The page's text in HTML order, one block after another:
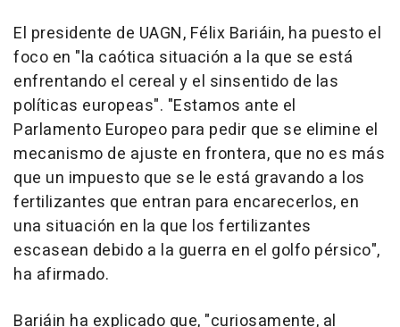
El presidente de UAGN, Félix Bariáin, ha puesto el
foco en "la caótica situación a la que se está
enfrentando el cereal y el sinsentido de las
políticas europeas". "Estamos ante el
Parlamento Europeo para pedir que se elimine el
mecanismo de ajuste en frontera, que no es más
que un impuesto que se le está gravando a los
fertilizantes que entran para encarecerlos, en
una situación en la que los fertilizantes
escasean debido a la guerra en el golfo pérsico",
ha afirmado.
Bariáin ha explicado que, "curiosamente, al